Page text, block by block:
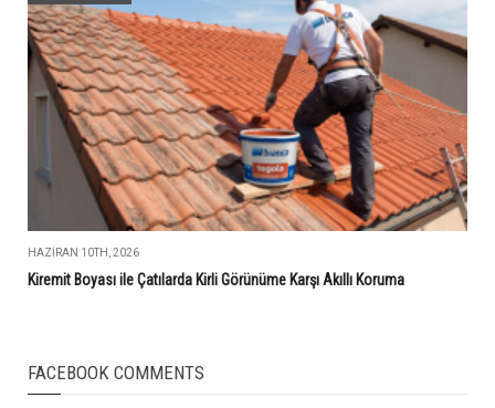
HAZIRAN 10TH, 2026
Kiremit Boyası ile Çatılarda Kirli Görünüme Karşı Akıllı Koruma
FACEBOOK COMMENTS